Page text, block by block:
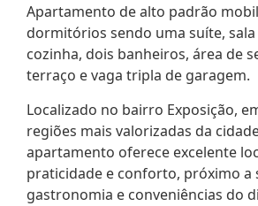
Apartamento de alto padrão
dormitórios sendo uma suíte, sala
cozinha, dois banheiros, área de
terraço e vaga tripla de garagem.
Localizado no bairro Exposição,
regiões mais valorizadas da
apartamento oferece excelente
praticidade e conforto, próximo a
gastronomia e conveniências do